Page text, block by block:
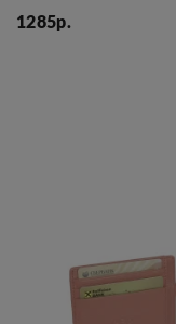
1285р.